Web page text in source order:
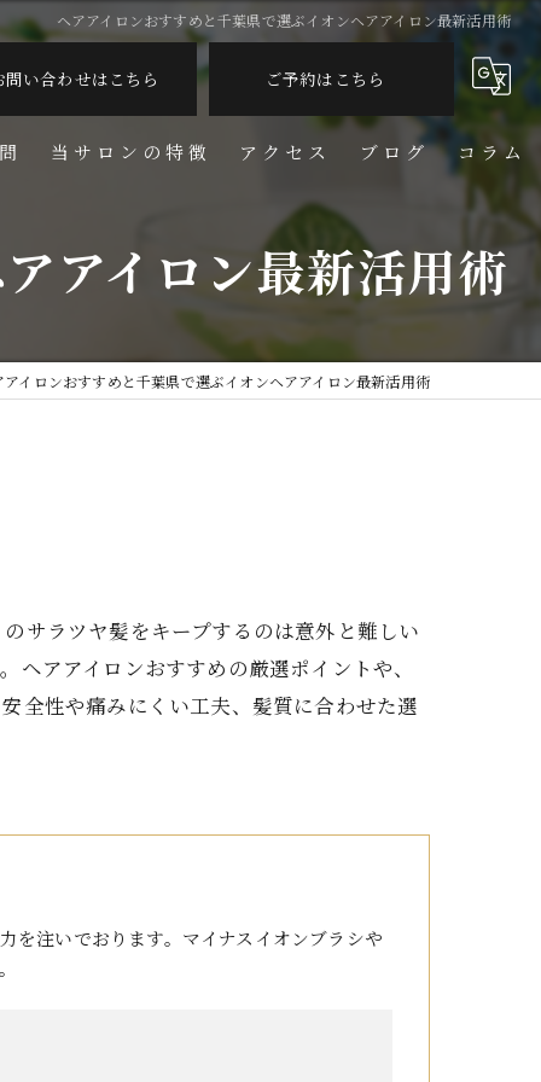
ヘアアイロンおすすめと千葉県で選ぶイオンヘアアイロン最新活用術
問い合わせはこちら ご予約はこちら
当サロンの特徴
フェイシャル
しわ
アクセス ブログ コラム
アイロン最新活用術
アイロンおすすめと千葉県で選ぶイオンヘアアイロン最新活用術
サラツヤ髪をキープするのは意外と難しい
アアイロンおすすめの厳選ポイントや、
全性や痛みにくい工夫、髪質に合わせた選
を注いでおります。マイナスイオンブラシや